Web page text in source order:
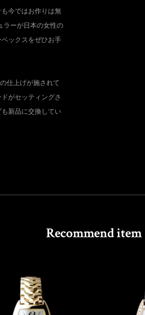
今ではお作りは無
ラーが日本の女性の
ックスをぜひお手
仕上げが施されて
がセッティングさ
新品に交換してい